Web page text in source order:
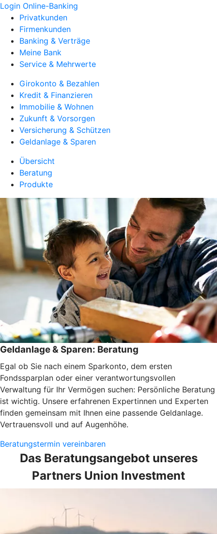
Login Online-Banking
Privatkunden
Firmenkunden
Banking & Verträge
Meine Bank
Service & Mehrwerte
Girokonto & Bezahlen
Kredit & Finanzieren
Immobilie & Wohnen
Zukunft & Vorsorgen
Versicherung & Schützen
Geldanlage & Sparen
Übersicht
Beratung
Produkte
Geldanlage & Sparen: Beratung
Egal ob Sie nach einem Sparkonto, dem ersten
Fondssparplan oder einer verantwortungsvollen
Verwaltung für Ihr Vermögen suchen: Persönliche Beratung
ist wichtig. Unsere erfahrenen Expertinnen und Experten
finden gemeinsam mit Ihnen eine passende Geldanlage.
Vertrauensvoll und auf Augenhöhe.
Beratungstermin vereinbaren
Das Beratungsangebot unseres
Partners Union Investment